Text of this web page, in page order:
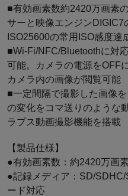
■有効画素数約2420万画素
サーと映像エンジンDIGIC7
ISO25600の常用ISO感度達
■Wi-Fi/NFC/Bluetoothに対
可能。カメラの電源をOFF
カメラ内の画像が閲覧可能
■一定間隔で撮影した画像
の変化をコマ送りのような
ラプス動画撮影機能を搭載
【製品仕様】
●有効画素数：約2420万画
●記録メディア：SD/
ード対応